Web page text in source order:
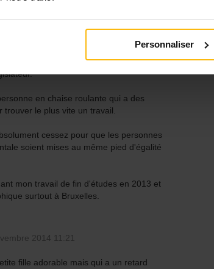
Personnaliser
mentaux légers en vue de décrocher
ou pas. vous êtes confrontés à des
en chaise roulante qui a des
le plus vite un travail.
cessez pour que les personnes
soient mises au même pied d'égalité
mon travail de fin d'études en 2013 et
surtout à Bruxelles.
2014 11:21
fille adorable mais qui a un retard